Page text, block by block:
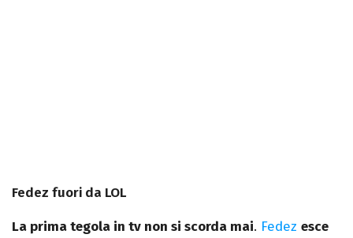
Fedez fuori da LOL
La prima tegola in tv non si scorda mai. Fedez esce